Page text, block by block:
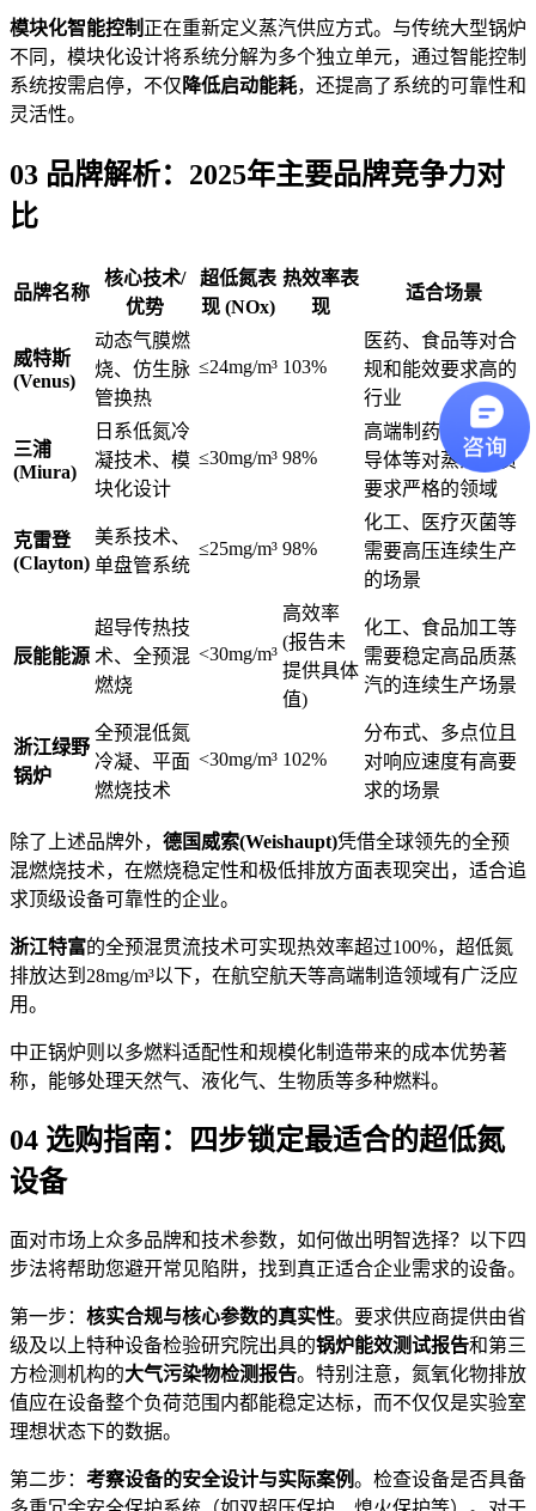
模块化智能控制 正在重新定义蒸汽供应方式。与传统大型锅炉
不同，模块化设计将系统分解为多个独立单元，通过智能控制
系统按需启停，不仅 降低启动能耗，还提高了系统的可靠性和
灵活性。
03 品牌解析：2025年主要品牌竞争力对
比
品牌名称
核心技术/
优势
超低氮表
现 (NOx)
热效率表
现
适合场景
威特斯
(Venus)
动态气膜燃
烧、仿生脉
管换热
≤24mg/m³ 103%
医药、食品等对合
规和能效要求高的
行业
三浦
(Miura)
日系低氮冷
凝技术、模
块化设计
≤30mg/m³ 98%
高端制药、电子半
导体等对蒸汽品质
要求严格的领域
克雷登
(Clayton)
美系技术、
单盘管系统
≤25mg/m³ 98%
化工、医疗灭菌等
需要高压连续生产
的场景
辰能能源
超导传热技
术、全预混
燃烧
<30mg/m³
高效率
(报告未
提供具体
值)
化工、食品加工等
需要稳定高品质蒸
汽的连续生产场景
浙江绿野
锅炉
全预混低氮
冷凝、平面
燃烧技术
<30mg/m³ 102%
分布式、多点位且
对响应速度有高要
求的场景
除了上述品牌外， 德国威索(Weishaupt)凭借全球领先的全预
混燃烧技术，在燃烧稳定性和极低排放方面表现突出，适合追
求顶级设备可靠性的企业。
浙江特富的全预混贯流技术可实现热效率超过100%，超低氮
排放达到28mg/m³以下，在航空航天等高端制造领域有广泛应
用。
中正锅炉则以多燃料适配性和规模化制造带来的成本优势著
称，能够处理天然气、液化气、生物质等多种燃料。
04 选购指南：四步锁定最适合的超低氮
设备
面对市场上众多品牌和技术参数，如何做出明智选择？以下四
步法将帮助您避开常见陷阱，找到真正适合企业需求的设备。
第一步： 核实合规与核心参数的真实性。要求供应商提供由省
级及以上特种设备检验研究院出具的锅炉能效测试报告和第三
方检测机构的大气污染物检测报告。特别注意，氮氧化物排放
值应在设备整个负荷范围内都能稳定达标，而不仅仅是实验室
理想状态下的数据。
第二步： 考察设备的安全设计与实际案例。检查设备是否具备